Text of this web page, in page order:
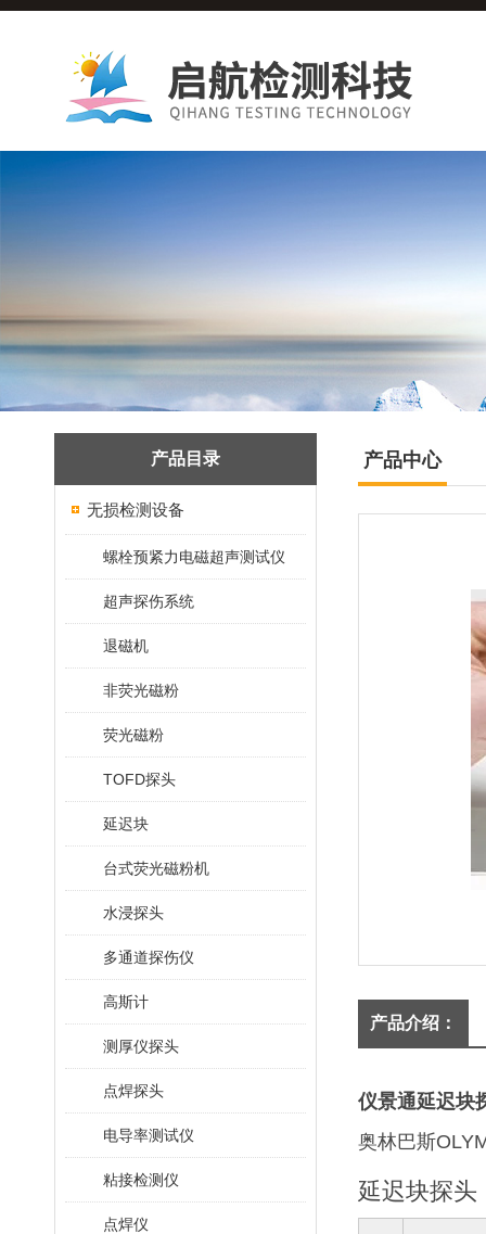
产品目录
无损检测设备
螺栓预紧力电磁超声测试仪
超声探伤系统
退磁机
非荧光磁粉
荧光磁粉
TOFD探头
延迟块
台式荧光磁粉机
水浸探头
多通道探伤仪
高斯计
测厚仪探头
点焊探头
电导率测试仪
粘接检测仪
点焊仪
产品中心
产品介绍：
仪景通延迟块
奥林巴斯
延迟块探头